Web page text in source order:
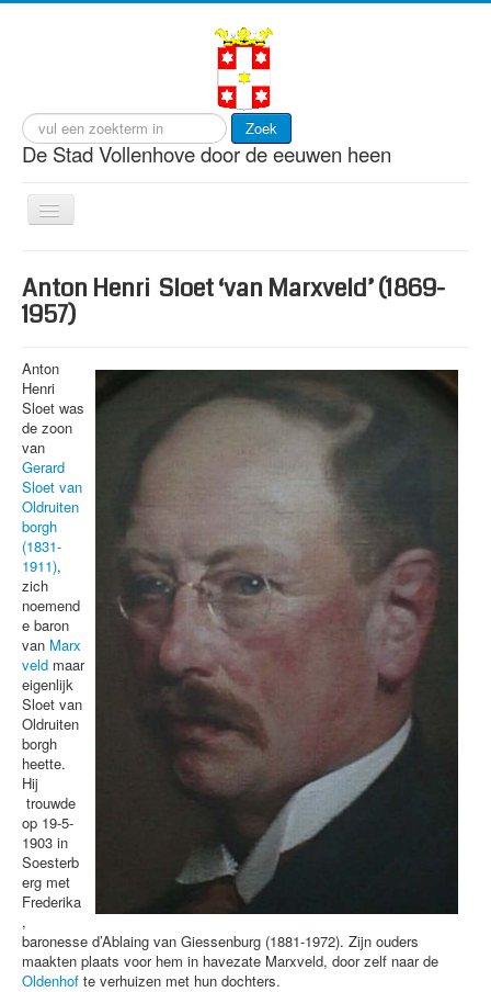
Zoek
De Stad Vollenhove door de eeuwen heen
Toggle
Navigation
cultuur
gebouwen
personen
visserij
wonen
werken
reactie
Anton Henri Sloet ‘van Marxveld’ (1869-
1957)
Anton
Henri
Sloet was
de zoon
van
Gerard
Sloet van
Oldruiten
borgh
(1831-
1911),
zich
noemend
e baron
van Marx
veld maar
eigenlijk
Sloet van
Oldruiten
borgh
heette.
Hij
trouwde
op 19-5-
1903 in
Soesterb
erg met
Frederika
,
baronesse d’Ablaing van Giessenburg (1881-1972). Zijn ouders
maakten plaats voor hem in havezate Marxveld, door zelf naar de
Oldenhof te verhuizen met hun dochters.